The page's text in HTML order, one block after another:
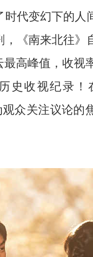
时代变幻下的人
，《南来北往》
高峰值，收视
史收视纪录！
观众关注议论的